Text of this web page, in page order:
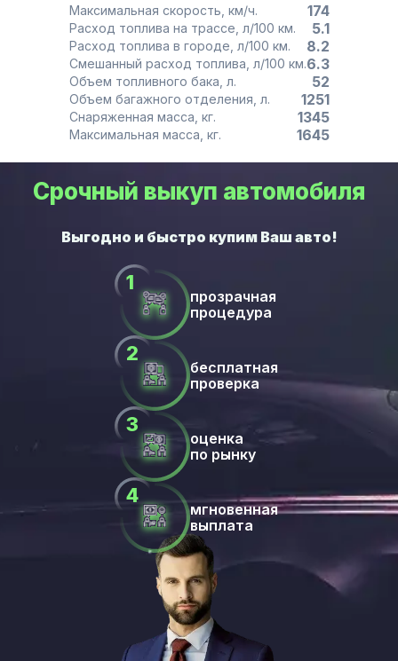
Максимальная скорость, км/ч. 174
Расход топлива на трассе, л/100 км. 5.1
Расход топлива в городе, л/100 км. 8.2
Смешанный расход топлива, л/100 км.6.3
Объем топливного бака, л. 52
Объем багажного отделения, л. 1251
Снаряженная масса, кг. 1345
Максимальная масса, кг. 1645
Срочный выкуп автомобиля
прозрачная
процедура
бесплатная
проверка
оценка
по рынку
мгновенная
выплата